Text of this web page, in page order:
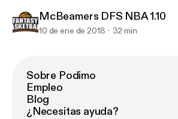
McBeamers DFS NBA 1.10
10 de ene de 2018 32 min
Sobre Podimo
Empleo
Blog
¿Necesitas ayuda?